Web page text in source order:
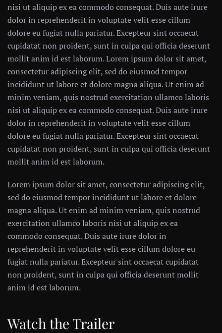
nisi ut aliquip ex ea commodo consequat. Duis aute irure
dolor in reprehenderit in voluptate velit esse cillum
dolore eu fugiat nulla pariatur. Excepteur sint occaecat
cupidatat non proident, sunt in culpa qui officia deserunt
mollit anim id est laborum. Lorem ipsum dolor sit amet,
consectetur adipiscing elit, sed do eiusmod tempor
incididunt ut labore et dolore magna aliqua. Ut enim ad
minim veniam, quis nostrud exercitation ullamco laboris
nisi ut aliquip ex ea commodo consequat. Duis aute irure
dolor in reprehenderit in voluptate velit esse cillum
dolore eu fugiat nulla pariatur. Excepteur sint occaecat
cupidatat non proident, sunt in culpa qui officia deserunt
mollit anim id est laborum.
Lorem ipsum dolor sit amet, consectetur adipiscing elit,
sed do eiusmod tempor incididunt ut labore et dolore
magna aliqua. Ut enim ad minim veniam, quis nostrud
exercitation ullamco laboris nisi ut aliquip ex ea
commodo consequat. Duis aute irure dolor in
reprehenderit in voluptate velit esse cillum dolore eu
fugiat nulla pariatur. Excepteur sint occaecat cupidatat
non proident, sunt in culpa qui officia deserunt mollit
anim id est laborum.
Watch the Trailer